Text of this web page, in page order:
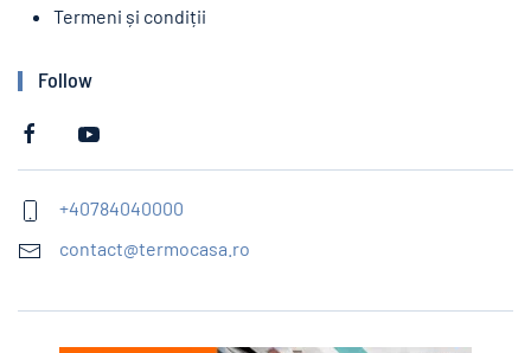
Termeni și condiții
Follow
+40784040000
contact@termocasa.ro